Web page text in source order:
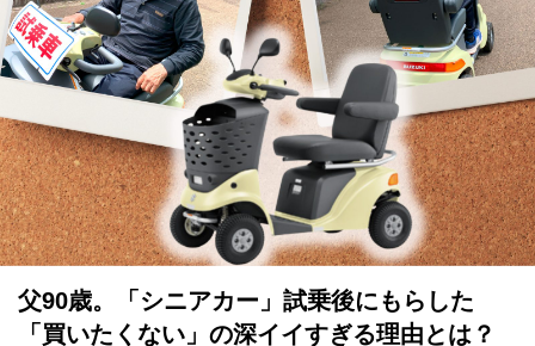
父90歳。「シニアカー」試乗後にもらした
「買いたくない」の深イイすぎる理由とは？